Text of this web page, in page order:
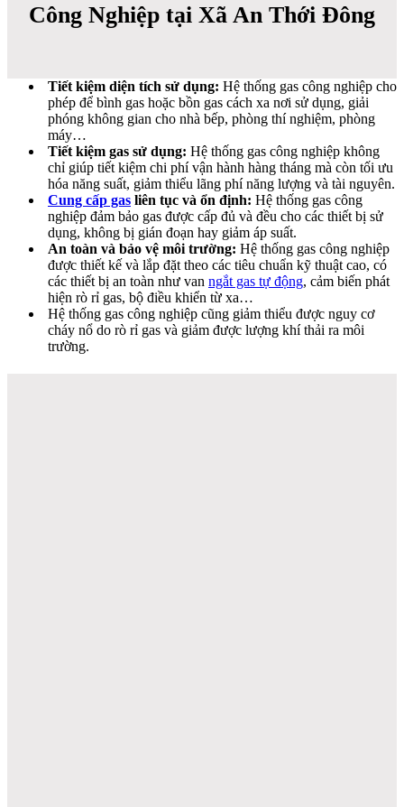
Công Nghiệp tại Xã An Thới Đông
Tiết kiệm diện tích sử dụng: Hệ thống gas công nghiệp cho
phép để bình gas hoặc bồn gas cách xa nơi sử dụng, giải
phóng không gian cho nhà bếp, phòng thí nghiệm, phòng
máy…
Tiết kiệm gas sử dụng: Hệ thống gas công nghiệp không
chỉ giúp tiết kiệm chi phí vận hành hàng tháng mà còn tối ưu
hóa năng suất, giảm thiểu lãng phí năng lượng và tài nguyên.
Cung cấp gas liên tục và ổn định: Hệ thống gas công
nghiệp đảm bảo gas được cấp đủ và đều cho các thiết bị sử
dụng, không bị gián đoạn hay giảm áp suất.
An toàn và bảo vệ môi trường: Hệ thống gas công nghiệp
được thiết kế và lắp đặt theo các tiêu chuẩn kỹ thuật cao, có
các thiết bị an toàn như van ngắt gas tự động, cảm biến phát
hiện rò rỉ gas, bộ điều khiển từ xa…
Hệ thống gas công nghiệp cũng giảm thiểu được nguy cơ
cháy nổ do rò rỉ gas và giảm được lượng khí thải ra môi
trường.